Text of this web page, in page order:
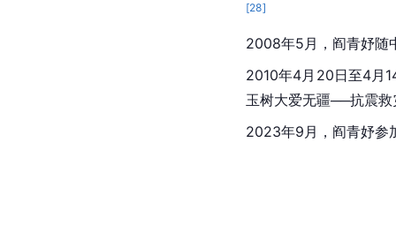
[28]
2008年5月，阎青妤随
2010年4月20日至4月
玉树大爱无疆──抗震
2023年9月，阎青妤参